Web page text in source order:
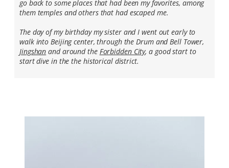
go back to some places that had been my favorites, among
them temples and others that had escaped me.
The day of my birthday my sister and I went out early to
walk into Beijing center, through the Drum and Bell Tower,
Jingshan and around the Forbidden City, a good start to
start dive in the the historical district.